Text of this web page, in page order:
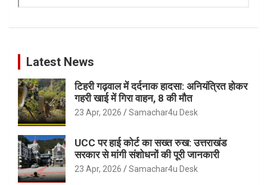
Latest News
टिहरी गढ़वाल में दर्दनाक हादसा: अनियंत्रित होकर
गहरी खाई में गिरा वाहन, 8 की मौत
23 Apr, 2026 Samachar4u Desk
UCC पर हाई कोर्ट का सख्त रुख: उत्तराखंड
सरकार से मांगी संशोधनों की पूरी जानकारी
23 Apr, 2026 Samachar4u Desk